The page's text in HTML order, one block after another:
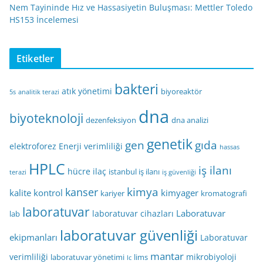
Nem Tayininde Hız ve Hassasiyetin Buluşması: Mettler Toledo
HS153 İncelemesi
Etiketler
5s analitik terazi atık yönetimi bakteri biyoreaktör
biyoteknoloji dezenfeksiyon dna dna analizi
elektroforez Enerji verimliliği gen genetikgıda hassas
terazi HPLC hücre ilaç istanbul iş ilanı iş güvenliği iş ilanı
kalite kontrol kanser kariyer kimya kimyager kromatografi
lab laboratuvar laboratuvar cihazları Laboratuvar
ekipmanları laboratuvar güvenliği Laboratuvar
verimliliği laboratuvar yönetimi lc lims mantar mikrobiyoloji